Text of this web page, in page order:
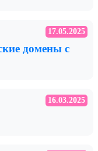
домены с
17.05.2025
16.03.2025